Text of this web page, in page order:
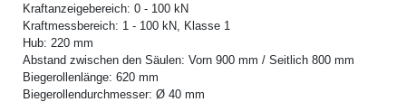
Kraftanzeigebereich: 0 - 100 kN
Kraftmessbereich: 1 - 100 kN, Klasse 1
Hub: 220 mm
Abstand zwischen den Säulen: Vorn 900 mm / Seitlich 800 mm
Biegerollenlänge: 620 mm
Biegerollendurchmesser: Ø 40 mm